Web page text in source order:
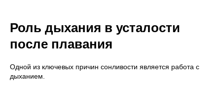
Роль дыхания в усталости
после плавания
Одной из ключевых причин сонливости является работа с
дыханием.